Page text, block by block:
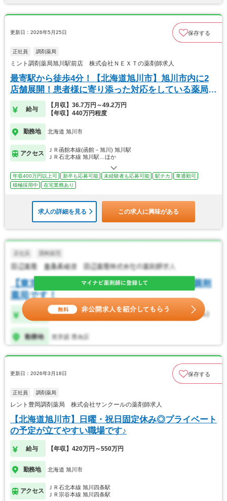
更新日：2026年5月25日 保存する
正社員 調剤薬局
ミント調剤薬局旭川駅前店 株式会社ＮＥＸＴの薬剤師求人
最寄駅から徒歩4分！【北海道旭川市】旭川市内に2
店舗展開！患者様に寄り添った対応をしている薬局で
す。
給与
【月収】36.7万円～49.2万円
【年収】440万円程度
勤務地 北海道 旭川市
アクセス
ＪＲ函館本線(函館－旭川) 旭川駅
ＪＲ石北本線 旭川駅…ほか
年収400万円以上可 新卒も応募可能 未経験者も応募可能 駅チカ
車通勤可
積極採用中
在宅業務あり
求人の詳細を見る この求人に興味がある
更新日：2026年3月18日 保存する
正社員 調剤薬局
レント豊岡調剤薬局 株式会社サンクールの薬剤師求人
【北海道旭川市】日曜・祝日固定休み◎プライベート
の予定が立てやすい職場です♪
給与 【年収】420万円～550万円
勤務地 北海道 旭川市
アクセス
ＪＲ石北本線 旭川四条駅
ＪＲ宗谷本線 旭川四条駅